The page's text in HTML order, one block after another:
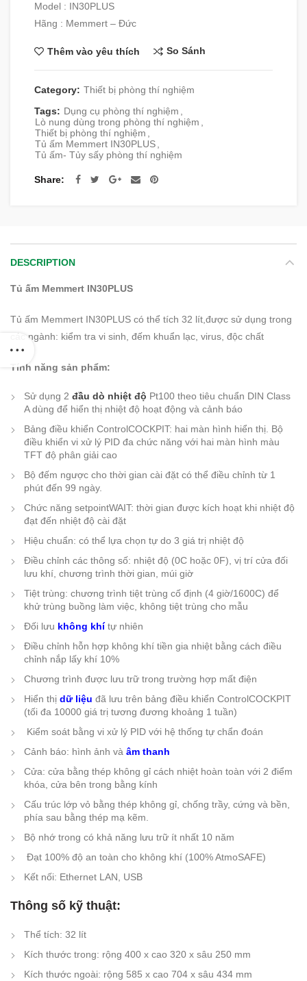
Model : IN30PLUS
Hãng : Memmert – Đức
Thêm vào yêu thích So Sánh
Category: Thiết bị phòng thí nghiệm
Tags: Dụng cụ phòng thí nghiệm ,
Lò nung dùng trong phòng thí nghiệm ,
Thiết bị phòng thí nghiệm ,
Tủ ấm Memmert IN30PLUS,
Tủ ấm- Tủy sấy phòng thí nghiệm
Share
DESCRIPTION
Tủ ấm Memmert IN30PLUS
Tủ ấm Memmert IN30PLUS có thể tích 32 lít,được sử dụng trong
các ngành: kiểm tra vi sinh, đếm khuẩn lạc, virus, độc chất
Tính năng sản phẩm:
Sử dụng 2 đầu dò nhiệt độ Pt100 theo tiêu chuẩn DIN Class
A dùng để hiển thị nhiệt độ hoạt động và cảnh báo
Bảng điều khiển ControlCOCKPIT: hai màn hình hiển thị. Bộ
điều khiển vi xử lý PID đa chức năng với hai màn hình màu
TFT độ phân giải cao
Bộ đếm ngược cho thời gian cài đặt có thể điều chỉnh từ 1
phút đến 99 ngày.
Chức năng setpointWAIT: thời gian được kích hoạt khi nhiệt độ
đạt đến nhiệt độ cài đặt
Hiệu chuẩn: có thể lựa chọn tự do 3 giá trị nhiệt độ
Điều chỉnh các thông số: nhiệt độ (0C hoặc 0F), vị trí cửa đối
lưu khí, chương trình thời gian, múi giờ
Tiệt trùng: chương trình tiệt trùng cố định (4 giờ/1600C) để
khử trùng buồng làm việc, không tiệt trùng cho mẫu
Đối lưu không khítự nhiên
Điều chỉnh hỗn hợp không khí tiền gia nhiệt bằng cách điều
chỉnh nắp lấy khí 10%
Chương trình được lưu trữ trong trường hợp mất điện
Hiển thị dữ liệu đã lưu trên bảng điều khiển ControlCOCKPIT
(tối đa 10000 giá trị tương đương khoảng 1 tuần)
Kiểm soát bằng vi xử lý PID với hệ thống tự chẩn đoán
Cảnh báo: hình ảnh và âm thanh
Cửa: cửa bằng thép không gỉ cách nhiệt hoàn toàn với 2 điểm
khóa, cửa bên trong bằng kính
Cấu trúc lớp vỏ bằng thép không gỉ, chống trầy, cứng và bền,
phía sau bằng thép mạ kẽm.
Bộ nhớ trong có khả năng lưu trữ ít nhất 10 năm
Đạt 100% độ an toàn cho không khí (100% AtmoSAFE)
Kết nối: Ethernet LAN, USB
Thông số kỹ thuật:
Thể tích: 32 lít
Kích thước trong: rộng 400 x cao 320 x sâu 250 mm
Kích thước ngoài: rộng 585 x cao 704 x sâu 434 mm